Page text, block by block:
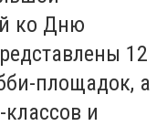
ко Дню
12
площадок, а
и